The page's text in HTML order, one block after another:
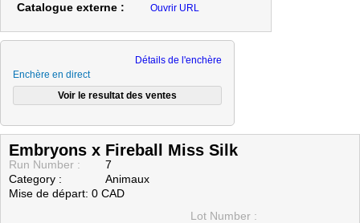
Catalogue externe : Ouvrir URL
Détails de l'enchère
Enchère en direct
Embryons x Fireball Miss Silk
Run Number :
7
Category :
Animaux
Mise de départ: 0 CAD
Lot Number :